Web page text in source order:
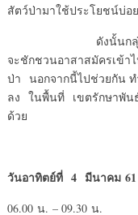
สัตว์ป่ามาใช้ประโยชน์บ่อ
ดังนั้นกลุ่มบ้านดินไ
จะชักชวนอาสาสมัครเข้า
ป่า นอกจากนี้ไปช่วยกัน
ลง ในพื้นที่ เขตรักษาพัน
ด้วย
วันอาทิตย์ที่ 4 มีนาคม 61
06.00 น. – 09.30 น.